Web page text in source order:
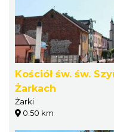
Kościół św. św.
Żarkach
Żarki
0.50 km